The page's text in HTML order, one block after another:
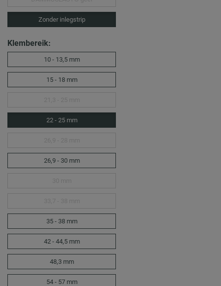
Zonder inlegstrip
Klembereik:
10 - 13,5 mm
15 - 18 mm
22 - 25 mm
26,9 - 30 mm
35 - 38 mm
42 - 44,5 mm
48,3 mm
54 - 57 mm